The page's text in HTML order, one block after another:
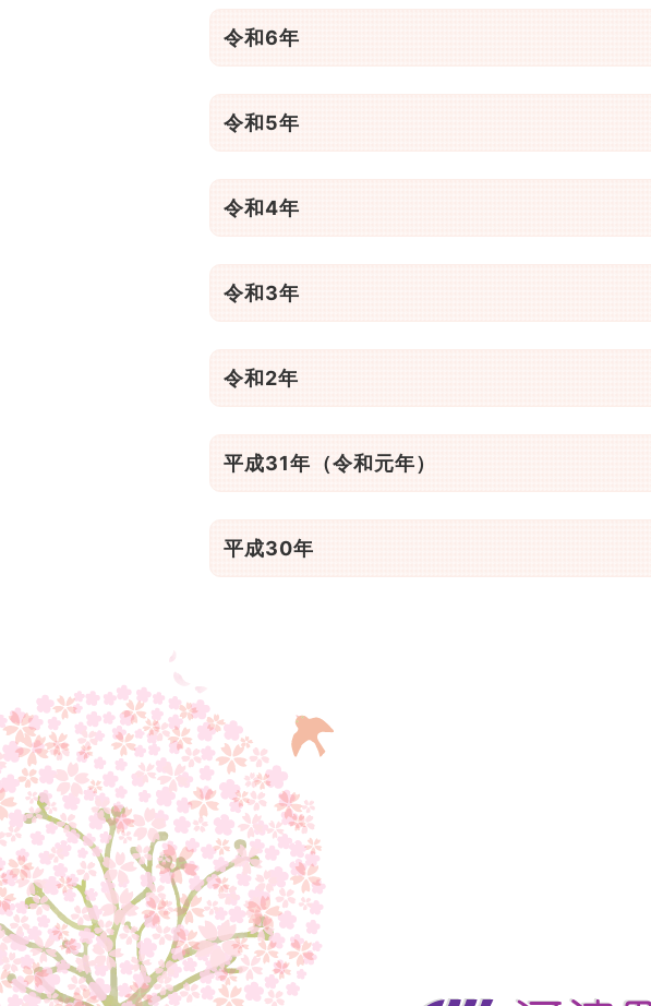
令和6年
令和5年
令和4年
令和3年
令和2年
平成31年（令和元年）
平成30年